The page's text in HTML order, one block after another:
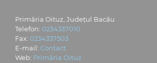
Primăria Oituz, Județul Bacău
Telefon: 0234337010
Fax: 0234337503
E-mail: Contact
Web: Primăria Oituz